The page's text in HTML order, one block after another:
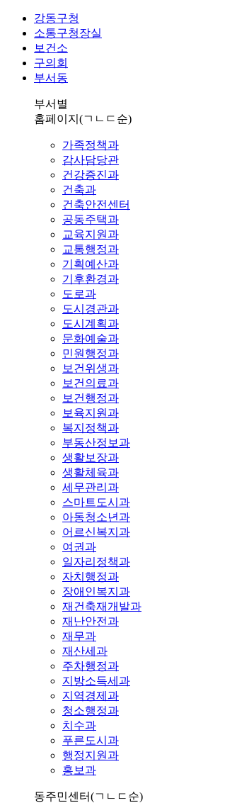
강동구청
소통구청장실
보건소
구의회
부서동
부서별
홈페이지 (ㄱㄴㄷ순)
가족정책과
감사담당관
건강증진과
건축과
건축안전센터
공동주택과
교육지원과
교통행정과
기획예산과
기후환경과
도로과
도시경관과
도시계획과
문화예술과
민원행정과
보건위생과
보건의료과
보건행정과
보육지원과
복지정책과
부동산정보과
생활보장과
생활체육과
세무관리과
스마트도시과
아동청소년과
어르신복지과
여권과
일자리정책과
자치행정과
장애인복지과
재건축재개발과
재난안전과
재무과
재산세과
주차행정과
지방소득세과
지역경제과
청소행정과
치수과
푸른도시과
행정지원과
홍보과
동주민센터(ㄱㄴㄷ순)